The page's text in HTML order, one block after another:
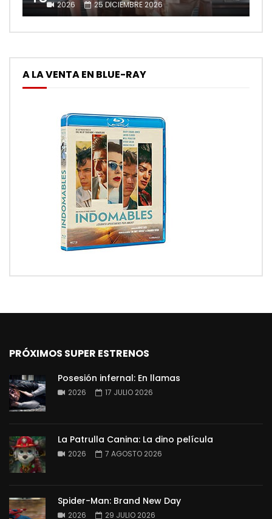
2026 25 DICIEMBRE 2026
A LA VENTA EN BLUE-RAY
PRÓXIMOS SUPER ESTRENOS
Posesión infernal: En llamas
2026 17 JULIO 2026
La Patrulla Canina: La dino película
2026 7 AGOSTO 2026
Spider-Man: Brand New Day
2026 29 JULIO 2026